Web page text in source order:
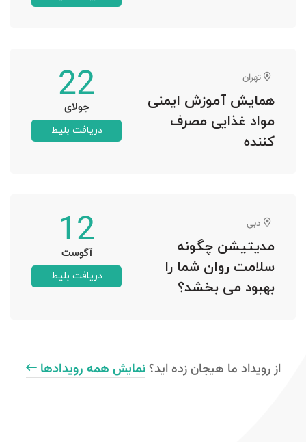
تهران
همایش آموزش ایمنی
مواد غذایی مصرف
کننده
22
جولای
دریافت بلیط
دبی
مدیتیشن چگونه
سلامت روان شما را
بهبود می بخشد؟
12
آگوست
دریافت بلیط
از رویداد ما هیجان زده اید؟نمایش همه رویدادها